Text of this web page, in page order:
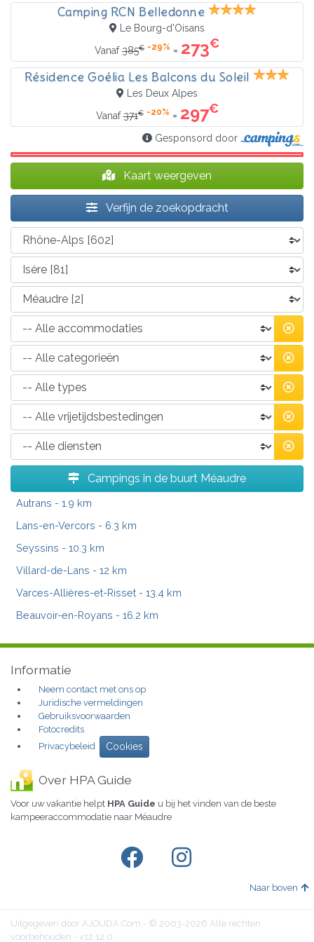
Camping RCN Belledonne
Le Bourg-d'Oisans
Vanaf385€ -29% = 273€
Résidence Goélia Les Balcons du Soleil
Les Deux Alpes
Vanaf371€ -20% = 297€
Gesponsord door
Kaart weergeven
Verfijn de zoekopdracht
Campings in de buurt Méaudre
Autrans - 1.9 km
Lans-en-Vercors - 6.3 km
Seyssins - 10.3 km
Villard-de-Lans - 12 km
Varces-Allières-et-Risset - 13.4 km
Beauvoir-en-Royans - 16.2 km
Informatie
Neem contact met ons op
Juridische vermeldingen
Gebruiksvoorwaarden
Fotocredits
Privacybeleid
Cookies
Over HPA Guide
Voor uw vakantie helpt HPA Guide u bij het vinden van de beste
kampeeraccommodatie naar Méaudre
Naar boven
Uitgegeven door AJOUDA.Com - © 2003-2026 Alle rechten
voorbehouden - v12.12.0